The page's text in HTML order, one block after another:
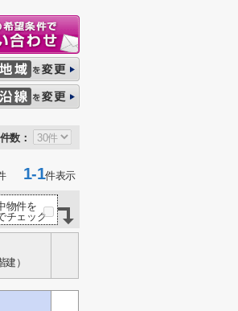
数：
1-1件表示
物件を
チェック
）